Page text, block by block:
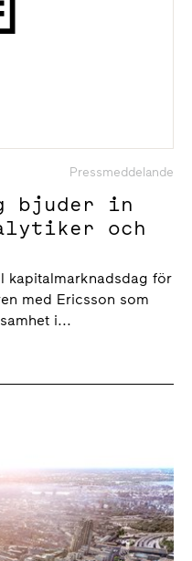
Pressmeddelande
bjuder in
och
den 15
kapitalmarknadsdag för
med Ericsson som
i...